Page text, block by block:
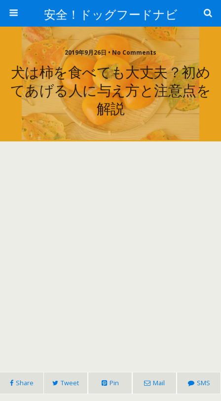
安全！ドッグフードナビ
2019年9月26日 • No Comments
犬は柿を食べても大丈夫？初め
てあげる人に与え方と注意点を
解説
Share Tweet Pin Mail SMS